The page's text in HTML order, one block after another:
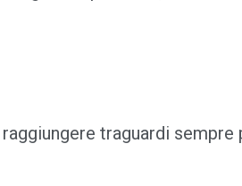
traguardi